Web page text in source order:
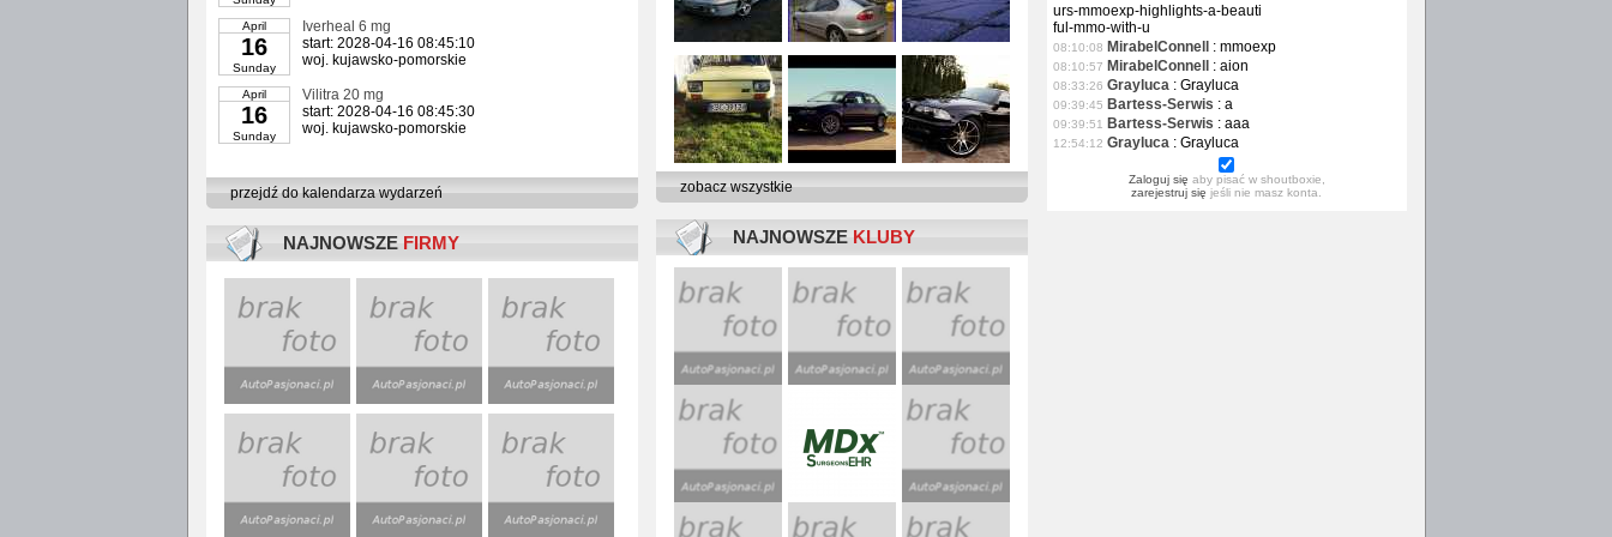
April
16
Sunday
Iverheal 6 mg
start: 2028-04-16 08:45:10
woj. kujawsko-pomorskie
April
16
Sunday
Vilitra 20 mg
start: 2028-04-16 08:45:30
woj. kujawsko-pomorskie
przejdź do kalendarza wydarzeń
NAJNOWSZE FIRMY
zobacz wszystkie
NAJNOWSZE KLUBY
urs-mmoexp-highlights-a-beauti
ful-mmo-with-u
08:10:08 MirabelConnell : mmoexp
08:10:57 MirabelConnell : aion
08:33:26 Grayluca : Grayluca
09:39:45 Bartess-Serwis : a
09:39:51 Bartess-Serwis : aaa
12:54:12 Grayluca : Grayluca
Zaloguj się aby pisać w shoutboxie,
zarejestruj się jeśli nie masz konta.